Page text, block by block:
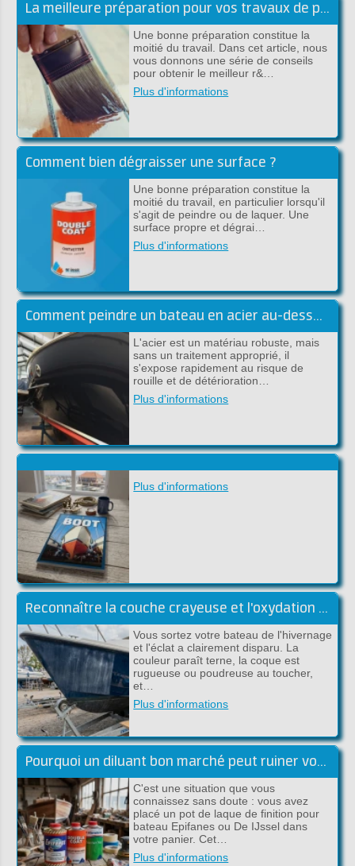
La meilleure préparation pour vos travaux de peinture
Une bonne préparation constitue la
moitié du travail. Dans cet article, nous
vous donnons une série de conseils
pour obtenir le meilleur r&…
Plus d'informations
Comment bien dégraisser une surface ?
Une bonne préparation constitue la
moitié du travail, en particulier lorsqu'il
s'agit de peindre ou de laquer. Une
surface propre et dégrai…
Plus d'informations
Comment peindre un bateau en acier au-dessus et sous la ligne de flottaison
L'acier est un matériau robuste, mais
sans un traitement approprié, il
s'expose rapidement au risque de
rouille et de détérioration…
Plus d'informations
Plus d'informations
Reconnaître la couche crayeuse et l'oxydation du gelcoat
Vous sortez votre bateau de l'hivernage
et l'éclat a clairement disparu. La
couleur paraît terne, la coque est
rugueuse ou poudreuse au toucher,
et…
Plus d'informations
Pourquoi un diluant bon marché peut ruiner votre peinture haut de gamme
C'est une situation que vous
connaissez sans doute : vous avez
placé un pot de laque de finition pour
bateau Epifanes ou De IJssel dans
votre panier. Cet…
Plus d'informations